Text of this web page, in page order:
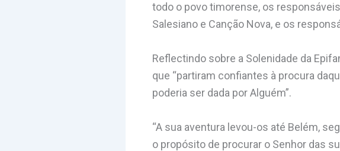
todo o povo timorense, os
Salesiano e Canção Nova, e os
Reflectindo sobre a Solenidade da
que “partiram confiantes à procura
poderia ser dada por Alguém”.
“A sua aventura levou-os até Belém,
o propósito de procurar o Senhor das